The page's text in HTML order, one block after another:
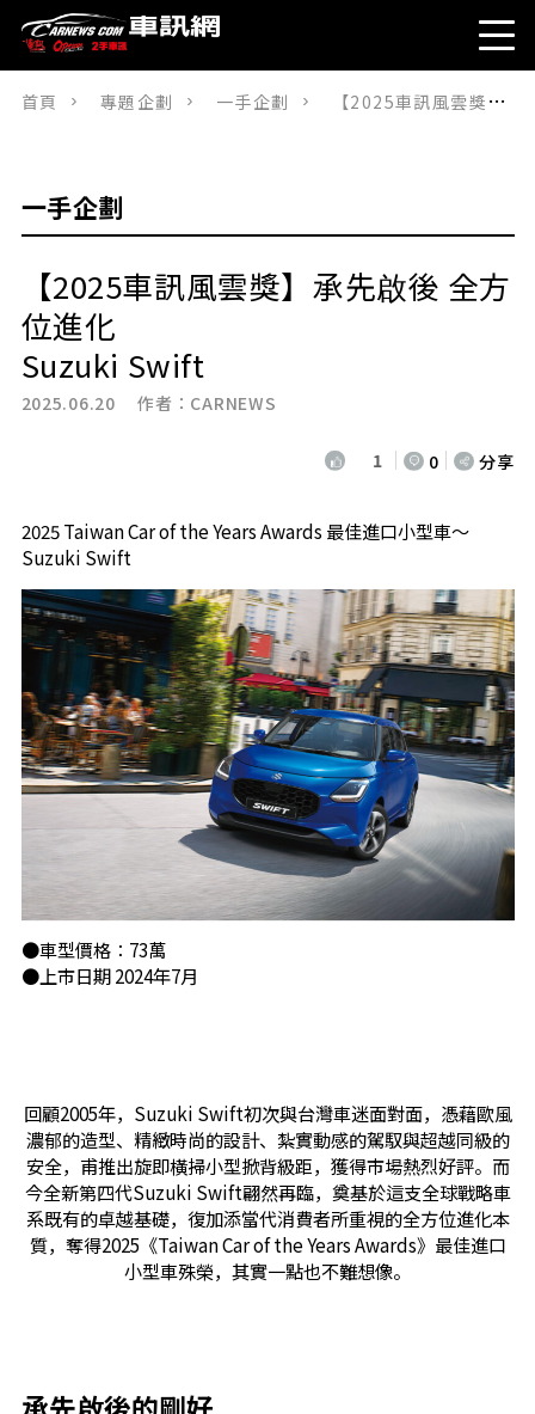
首頁 專題企劃 一手企劃 【2025車訊風雲獎】承先啟後 全方位進化 Suzuki Swift
一手企劃
【2025車訊風雲獎】承先啟後 全方
位進化
Suzuki Swift
2025.06.20 作者： CARNEWS
1 0 分享
2025 Taiwan Car of the Years Awards 最佳進口小型車～
Suzuki Swift
●車型價格：73萬
●上市日期 2024年7月
回顧2005年，Suzuki Swift初次與台灣車迷面對面，憑藉歐風
濃郁的造型、精緻時尚的設計、紮實動感的駕馭與超越同級的
安全，甫推出旋即橫掃小型掀背級距，獲得市場熱烈好評。而
今全新第四代Suzuki Swift翩然再臨，奠基於這支全球戰略車
系既有的卓越基礎，復加添當代消費者所重視的全方位進化本
質，奪得2025《Taiwan Car of the Years Awards》最佳進口
小型車殊榮，其實一點也不難想像。